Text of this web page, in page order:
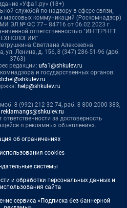
«Уфа1.ру» (18+)
службой по надзору в сфере связи,
массовых коммуникаций (Роскомнадзор)
ЭЛ № ФС 77– 84716 от 06.02.2023 г.
ответственностью "ИНТЕРНЕТ
Светлана Алексеевна
ул. Ленина, д. 156, 8 (347) 286-51-96 (доб.
3763)
редакции: ufa1@shkulev.ru
и государственных органов:
help@shkulev.ru
8 (992) 212-32-74, раб. 8 800 2000-383,
reklamangs@shkulev.ru
ответственности за достоверность
в рекламных объявлениях.
об ограничениях
cookies
системы
и обработки персональных данных и
сайта
сервиса «Подписка без баннерной